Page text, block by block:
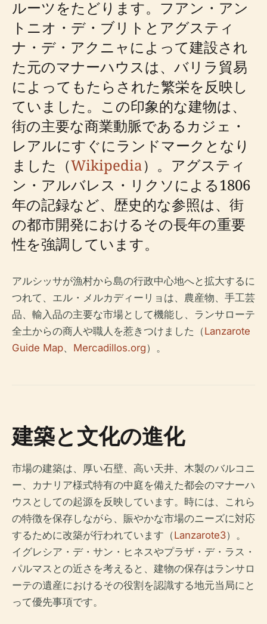
ルーツをたどります。フアン・アン
トニオ・デ・ブリトとアグスティ
ナ・デ・アクニャによって建設され
た元のマナーハウスは、バリラ貿易
によってもたらされた繁栄を反映し
ていました。この印象的な建物は、
街の主要な商業動脈であるカジェ・
レアルにすぐにランドマークとなり
ました（Wikipedia）。アグスティ
ン・アルバレス・リクソによる1806
年の記録など、歴史的な参照は、街
の都市開発におけるその長年の重要
性を強調しています。
アルシッサが漁村から島の行政中心地へと拡大するに
つれて、エル・メルカディーリョは、農産物、手工芸
品、輸入品の主要な市場として機能し、ランサローテ
全土からの商人や職人を惹きつけました（Lanzarote
Guide Map、 Mercadillos.org）。
建築と文化の進化
市場の建築は、厚い石壁、高い天井、木製のバルコニ
ー、カナリア様式特有の中庭を備えた都会のマナーハ
ウスとしての起源を反映しています。時には、これら
の特徴を保存しながら、賑やかな市場のニーズに対応
するために改築が行われています（Lanzarote3）。
イグレシア・デ・サン・ヒネスやプラザ・デ・ラス・
パルマスとの近さを考えると、建物の保存はランサロ
ーテの遺産におけるその役割を認識する地元当局にと
って優先事項です。